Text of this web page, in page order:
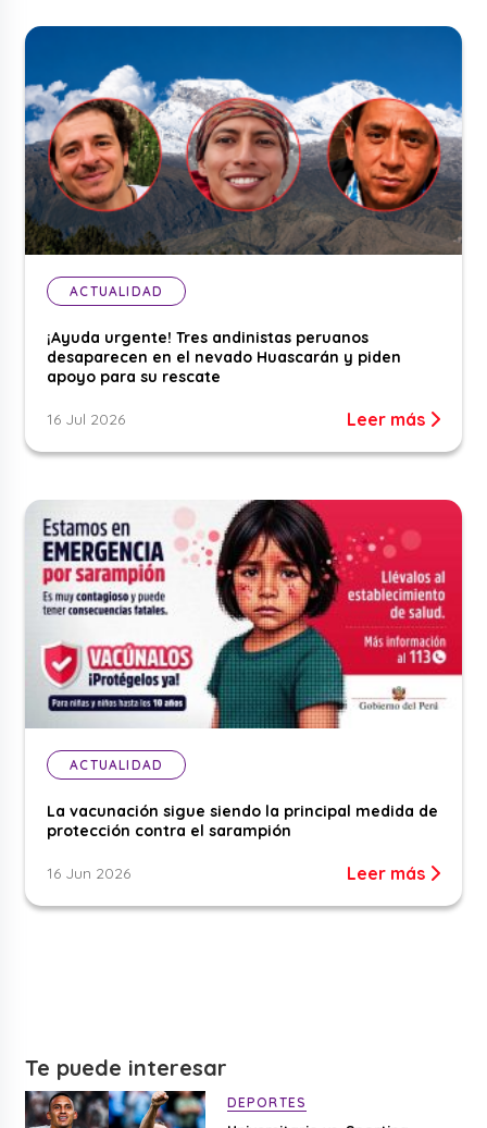
ACTUALIDAD
¡Ayuda urgente! Tres andinistas peruanos
desaparecen en el nevado Huascarán y piden
apoyo para su rescate
16 Jul 2026 Leer más
ACTUALIDAD
La vacunación sigue siendo la principal medida de
protección contra el sarampión
16 Jun 2026 Leer más
Te puede interesar
DEPORTES